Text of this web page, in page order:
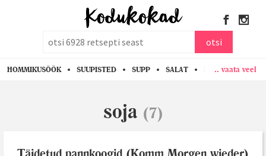
otsi
HOMMIKUSÖÖK SUUPISTED SUPP SALAT PASTA KANA
.. vaata veel
soja (7)